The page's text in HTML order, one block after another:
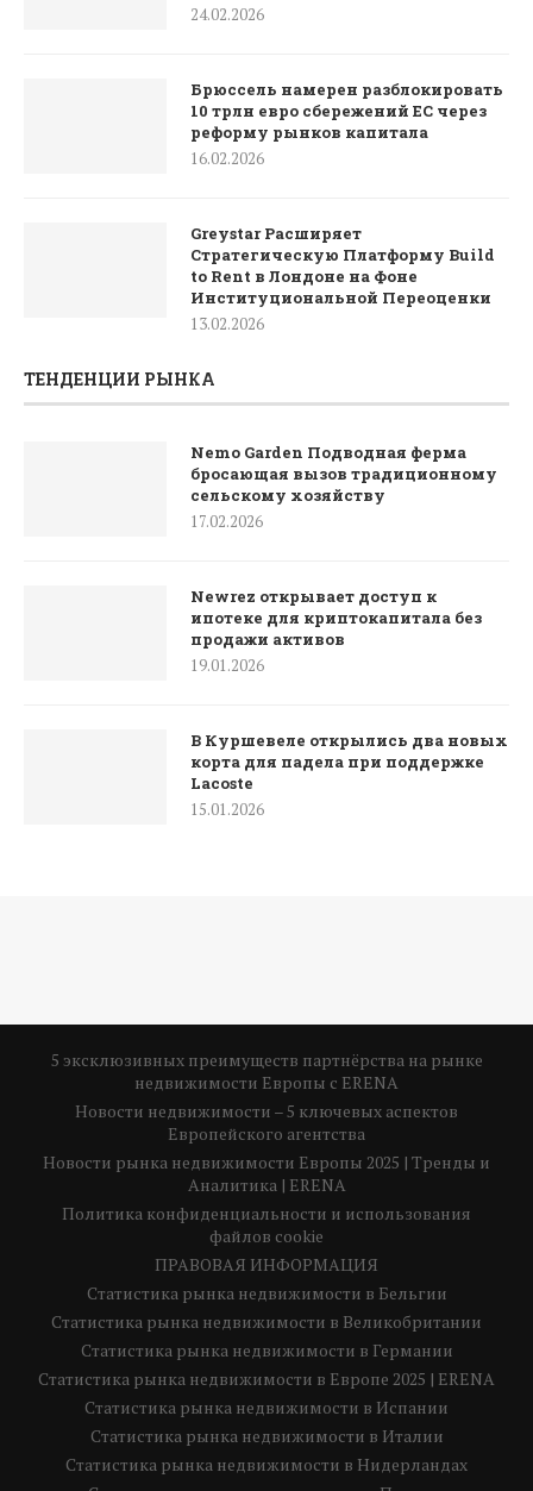
24.02.2026
Брюссель намерен разблокировать
10 трлн евро сбережений ЕС через
реформу рынков капитала
16.02.2026
Greystar Расширяет
Стратегическую Платформу Build
to Rent в Лондоне на Фоне
Институциональной Переоценки
13.02.2026
ТЕНДЕНЦИИ РЫНКА
Nemo Garden Подводная ферма
бросающая вызов традиционному
сельскому хозяйству
17.02.2026
Newrez открывает доступ к
ипотеке для криптокапитала без
продажи активов
19.01.2026
В Куршевеле открылись два новых
корта для падела при поддержке
Lacoste
15.01.2026
5 эксклюзивных преимуществ партнёрства на рынке
недвижимости Европы с ERENA
Новости недвижимости – 5 ключевых аспектов
Европейского агентства
Новости рынка недвижимости Европы 2025 | Тренды и
Аналитика | ERENA
Политика конфиденциальности и использования
файлов cookie
ПРАВОВАЯ ИНФОРМАЦИЯ
Статистика рынка недвижимости в Бельгии
Статистика рынка недвижимости в Великобритании
Статистика рынка недвижимости в Германии
Статистика рынка недвижимости в Европе 2025 | ERENA
Статистика рынка недвижимости в Испании
Статистика рынка недвижимости в Италии
Статистика рынка недвижимости в Нидерландах